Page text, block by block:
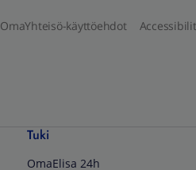
OmaYhteisö-käyttöehdot
Tuki
OmaElisa 24h